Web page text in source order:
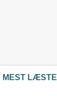
MEST LÆSTE